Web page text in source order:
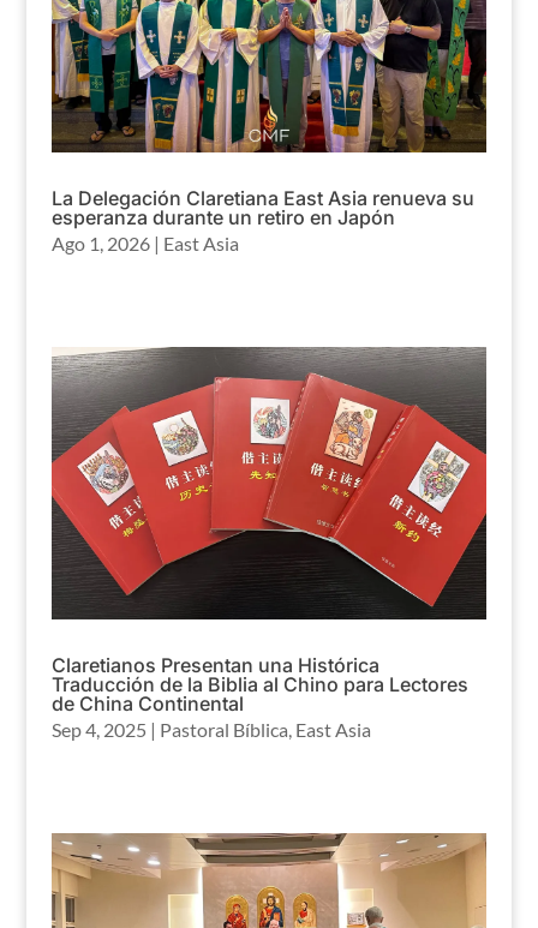
La Delegación Claretiana East Asia renueva su
esperanza durante un retiro en Japón
Ago 1, 2026| East Asia
Claretianos Presentan una Histórica
Traducción de la Biblia al Chino para Lectores
de China Continental
Sep 4, 2025 | Pastoral Bíblica, East Asia